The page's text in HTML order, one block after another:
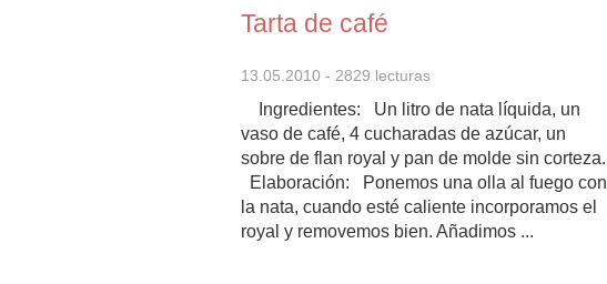
Tarta de café
13.05.2010 - 2829 lecturas
Ingredientes: Un litro de nata líquida, un
vaso de café, 4 cucharadas de azúcar, un
sobre de flan royal y pan de molde sin corteza.
Elaboración: Ponemos una olla al fuego con
la nata, cuando esté caliente incorporamos el
royal y removemos bien. Añadimos ...